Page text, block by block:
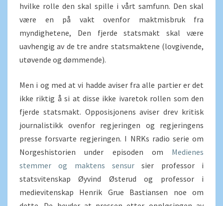
hvilke rolle den skal spille i vårt samfunn. Den skal
være en på vakt ovenfor maktmisbruk fra
myndighetene, Den fjerde statsmakt skal være
uavhengig av de tre andre statsmaktene (lovgivende,
utøvende og dømmende).
Men i og med at vi hadde aviser fra alle partier er det
ikke riktig å si at disse ikke ivaretok rollen som den
fjerde statsmakt. Opposisjonens aviser drev kritisk
journalistikk ovenfor regjeringen og regjeringens
presse forsvarte regjeringen. I NRKs radio serie om
Norgeshistorien under episoden om Medienes
stemmer og maktens sensur sier professor i
statsvitenskap Øyvind Østerud og professor i
medievitenskap Henrik Grue Bastiansen noe om